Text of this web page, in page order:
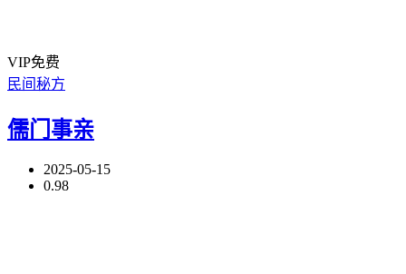
VIP免费
民间秘方
儒门事亲
2025-05-15
0.98